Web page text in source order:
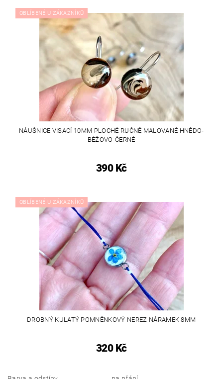
OBLÍBENÉ U ZÁKAZNÍKŮ
NÁUŠNICE VISACÍ 10MM PLOCHÉ RUČNĚ MALOVANÉ HNĚDO-
BÉŽOVO-ČERNÉ
390 Kč
OBLÍBENÉ U ZÁKAZNÍKŮ
DROBNÝ KULATÝ POMNĚNKOVÝ NEREZ NÁRAMEK 8MM
320 Kč